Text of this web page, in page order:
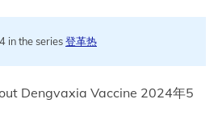
in the series登革热
Dengvaxia Vaccine 2024年5